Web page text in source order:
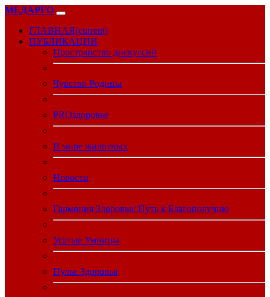
МЕДАРГО
ГЛАВНАЯ(current)
ПУБЛИКАЦИИ
Пространство дискуссий
Чувство Родины
PROздоровье
В мире животных
Новости
Гармония Здоровья: Путь к Благополучию
Усатые Умницы
Пульс Здоровья